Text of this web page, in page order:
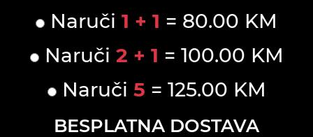
Naruči 1 + 1 = 80.00 KM
Naruči 2 + 1 = 100.00 KM
Naruči 5 = 125.00 KM
BESPLATNA DOSTAVA